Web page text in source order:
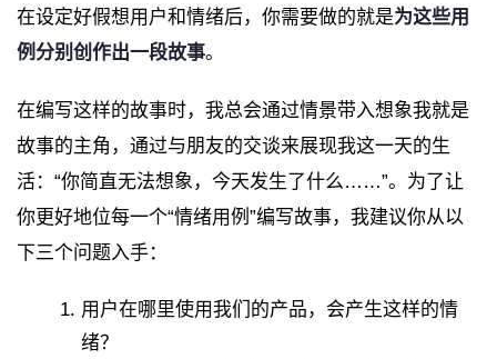
在设定好假想用户和情绪后，你需要做的就是为这些用
例分别创作出一段故事。
在编写这样的故事时，我总会通过情景带入想象我就是
故事的主角，通过与朋友的交谈来展现我这一天的生
活：“你简直无法想象，今天发生了什么……”。为了让
你更好地位每一个“情绪用例”编写故事，我建议你从以
下三个问题入手：
用户在哪里使用我们的产品，会产生这样的情
绪？